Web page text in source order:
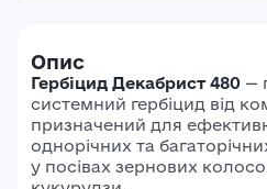
Опис
Гербіцид Декабрист 480 —
системний гербіцид від
призначений для
однорічних та
у посівах зернових